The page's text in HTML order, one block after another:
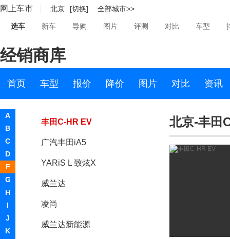
网上车市 北京 [切换] 全部城市>>
选车 新车 导购 图片 评测 对比 车型
经销商库
首页 车型 报价 降价 图片 对比 资讯
A
B
C
D
F
G
H
I
J
K
丰田C-HR
TANK
雷凌双擎E+
丰田C-HR EV
广汽丰田iA5
YARiS L 致炫X
威兰达
凌尚
威兰达新能源
北京-丰田